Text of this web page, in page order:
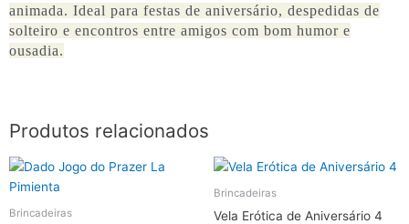
animada. Ideal para festas de aniversário, despedidas de
solteiro e encontros entre amigos com bom humor e
ousadia.
Produtos relacionados
Brincadeiras
Brincadeiras
Vela Erótica de Aniversário 4